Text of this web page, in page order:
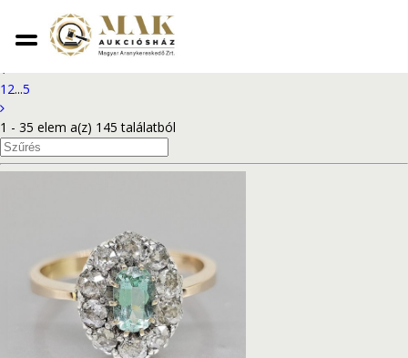
2024. március 4. - online aukció
1 2...5
1 - 35 elem a(z) 145 találatból